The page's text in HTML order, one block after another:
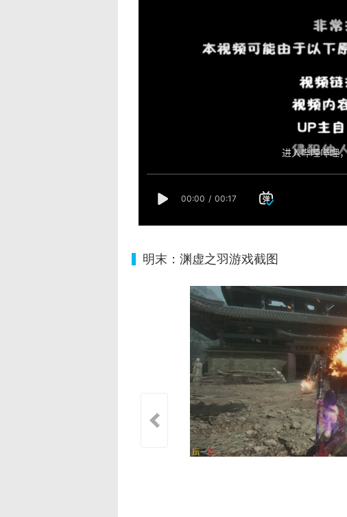
明末：渊虚之羽游戏截图